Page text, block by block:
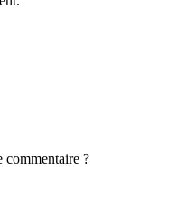
commentaire ?